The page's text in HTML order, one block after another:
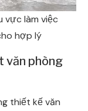
vực làm việc
hợp lý
văn phòng
thiết kế văn